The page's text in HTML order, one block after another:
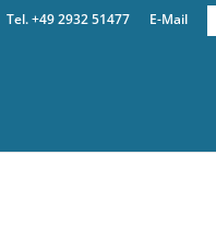
Tel. +49 2932 51477 E-Mail